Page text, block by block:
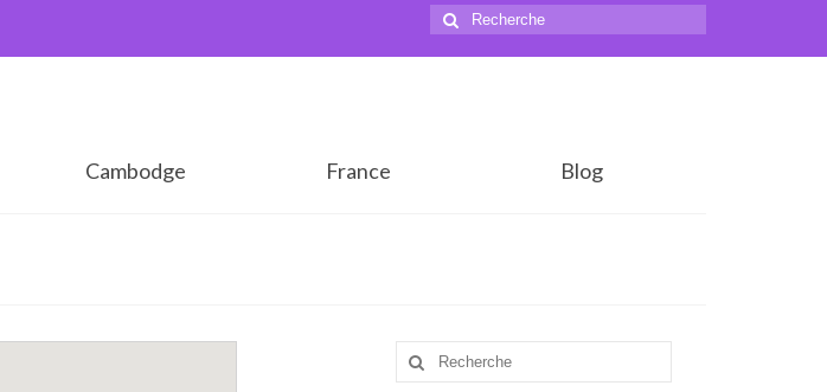
Rechercher
:
Cambodge France Blog
Rechercher